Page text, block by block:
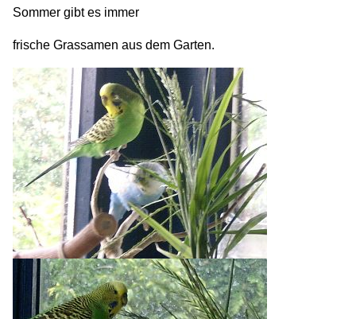
Sommer gibt es immer
frische Grassamen aus dem Garten.